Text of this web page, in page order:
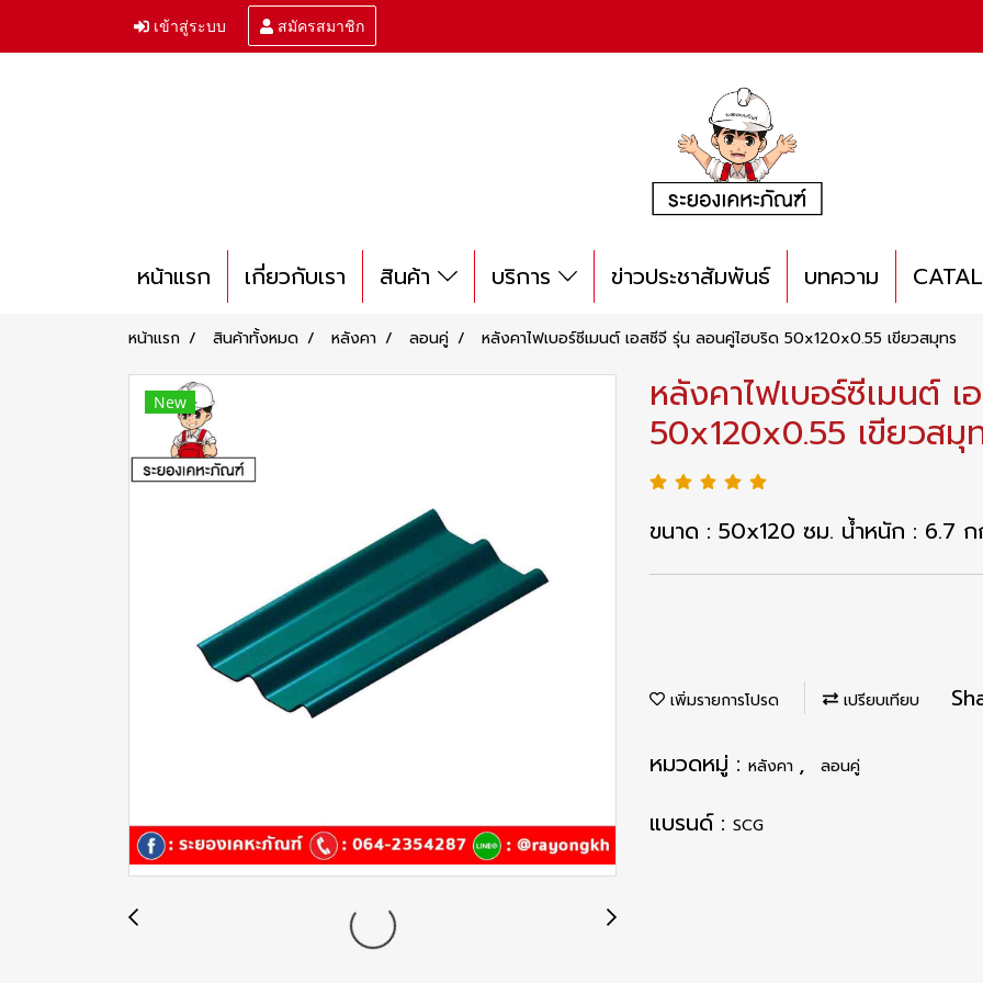
เข้าสู่ระบบ สมัครสมาชิก
หน้าแรก เกี่ยวกับเรา สินค้า บริการ ข่าวประชาสัมพันธ์ บทความ
หน้าแรก สินค้าทั้งหมด หลังคา ลอนคู่ หลังคาไฟเบอร์ซีเมนต์ เอสซีจี รุ่น ลอนคู่ไฮบริด 50x120x0.55 เขียวสมุทร
New หลังคาไฟเบอร์ซีเมนต์
50x120x0.55 เขียวสมุ
ขนาด : 50x120 ซม. น้ำหนัก : 6.7 ก
เพิ่มรายการโปรด เปรียบเทียบ
หมวดหมู่ : หลังคา , ลอนคู่
แบรนด์ : SCG